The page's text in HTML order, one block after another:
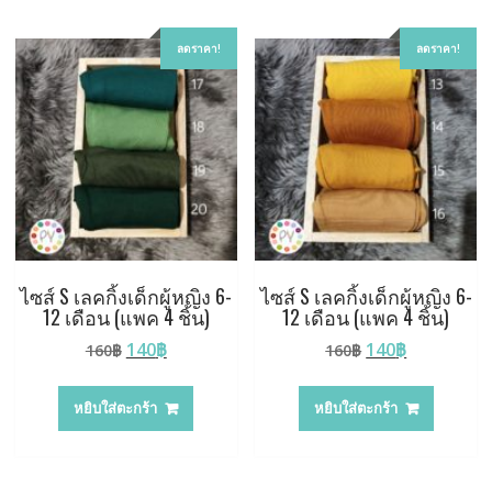
ลดราคา!
ไซส์ S เลคกิ้งเด็กผู้หญิง 6-
12 เดือน (แพค 4 ชิ้น)
160฿ Original
was:
160฿.
140฿Current
is:
140฿.
หยิบใส่ตะกร้า
ลดราคา!
ไซส์ S เลคกิ้งเด็กผู้หญิง 6-
12 เดือน (แพค 4 ชิ้น)
160฿ Original
was:
160฿.
140฿Current
is:
140฿.
หยิบใส่ตะกร้า